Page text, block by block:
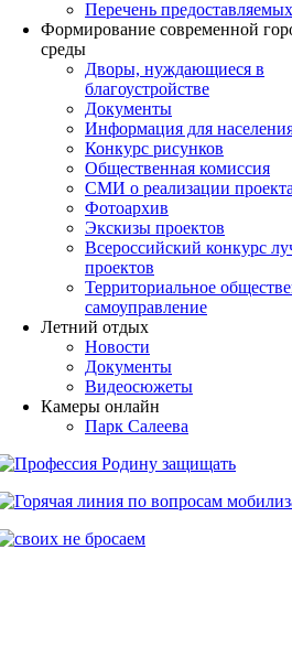
Перечень
Формирование современной
среды
Дворы, нуждающиеся в
благоустройстве
Документы
Информация для
Конкурс рисунков
Общественная комиссия
СМИ о реализации проекта
Фотоархив
Экскизы проектов
Всероссийский конкурс
проектов
Территориальное
самоуправление
Летний отдых
Новости
Документы
Видеосюжеты
Камеры онлайн
Парк Салеева